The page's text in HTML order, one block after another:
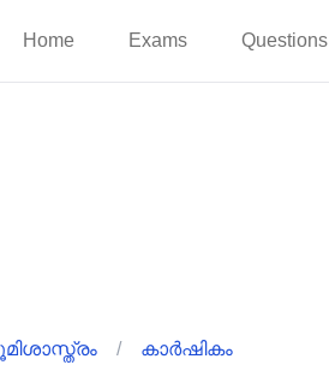
Home Exams Questions
/ കാർഷികം